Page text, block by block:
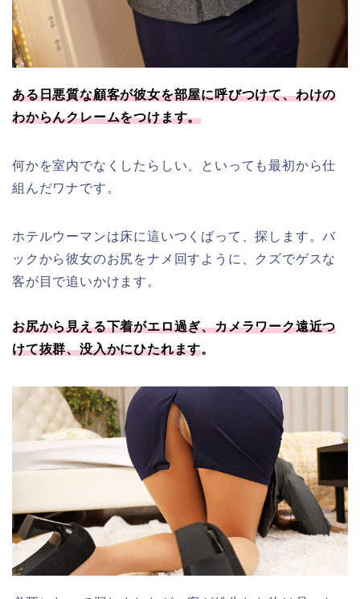
ある日悪質な顧客が彼女を部屋に呼びつけて、わけの
わからんクレームをつけます。
何かを室内でなくしたらしい、といっても最初から仕
組んだワナです。
ホテルウーマンは床に這いつくばって、探します。バ
ックから彼女のお尻をナメ回すように、クズでゲスな
客が目で追いかけます。
お尻から見える下着がエロ過ぎ、カメラワーク遠近つ
けて抜群、没入かにひたれます。